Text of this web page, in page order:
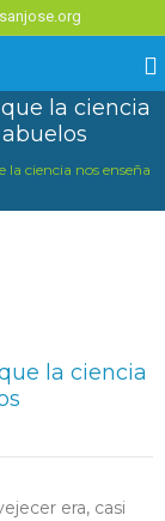
la ciencia
la ciencia nos enseña
la ciencia
era, casi